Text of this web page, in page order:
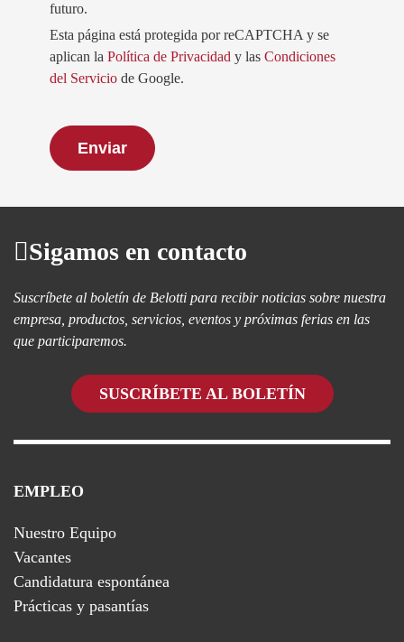
futuro.
Esta página está protegida por reCAPTCHA y se
aplican la Política de Privacidad y las Condiciones
del Servicio de Google.
Sigamos en contacto
Suscríbete al boletín de Belotti para recibir noticias sobre nuestra
empresa, productos, servicios, eventos y próximas ferias en las
que participaremos.
SUSCRÍBETE AL BOLETÍN
EMPLEO
Nuestro Equipo
Vacantes
Candidatura espontánea
Prácticas y pasantías